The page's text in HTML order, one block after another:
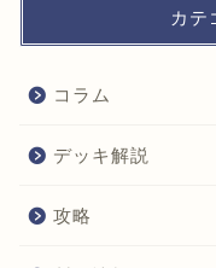
カテ
コラム
デッキ解説
攻略